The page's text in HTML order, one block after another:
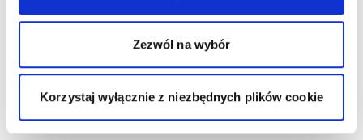
Zezwól na wybór
Korzystaj wyłącznie z niezbędnych plików cookie